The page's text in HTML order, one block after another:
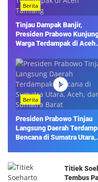
Berita
Tinjau Dampak Banjir,
Presiden Prabowo
Warga Terdampak di Aceh
Berita
Presiden Prabowo Tinjau
Langsung Daerah
Bencana di Sumatra Utara,
Titiek
Tembus